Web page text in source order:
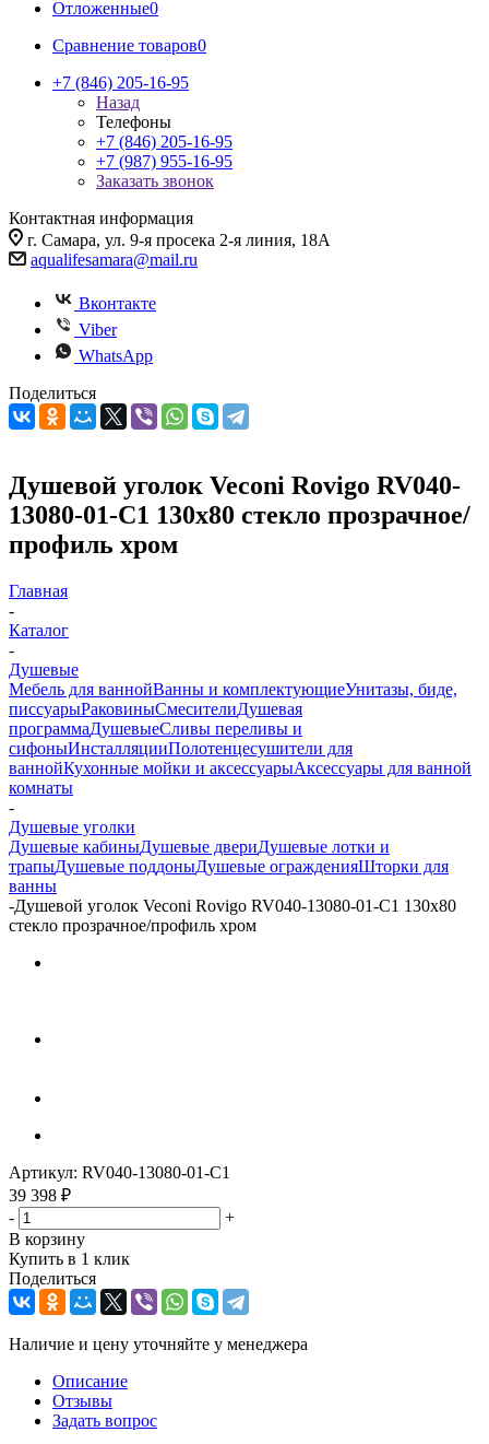
Отложенные0
Сравнение товаров0
+7 (846) 205-16-95
Назад
Телефоны
+7 (846) 205-16-95
+7 (987) 955-16-95
Заказать звонок
Контактная информация
г. Самара, ул. 9-я просека 2-я линия, 18А
aqualifesamara@mail.ru
Вконтакте
Viber
WhatsApp
Поделиться
Душевой уголок Veconi Rovigo RV040-
13080-01-C1 130х80 стекло прозрачное/
профиль хром
Главная
-
Каталог
-
Душевые
Мебель для ваннойВанны и комплектующиеУнитазы, биде,
писсуарыРаковиныСмесителиДушевая
программаДушевыеСливы переливы и
сифоныИнсталляцииПолотенцесушители для
ваннойКухонные мойки и аксессуарыАксессуары для ванной
комнаты
-
Душевые уголки
Душевые кабиныДушевые двериДушевые лотки и
трапыДушевые поддоныДушевые огражденияШторки для
ванны
-Душевой уголок Veconi Rovigo RV040-13080-01-C1 130х80
стекло прозрачное/профиль хром
Артикул: RV040-13080-01-C1
39 398 ₽
-
+
В корзину
Купить в 1 клик
Поделиться
Наличие и цену уточняйте у менеджера
Описание
Отзывы
Задать вопрос